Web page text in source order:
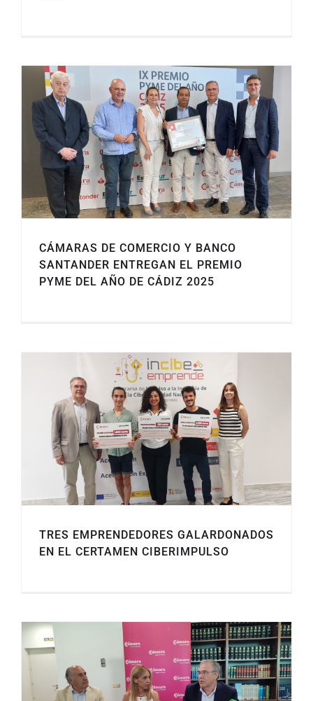
CÁMARAS DE COMERCIO Y BANCO
SANTANDER ENTREGAN EL PREMIO
PYME DEL AÑO DE CÁDIZ 2025
TRES EMPRENDEDORES GALARDONADOS
EN EL CERTAMEN CIBERIMPULSO